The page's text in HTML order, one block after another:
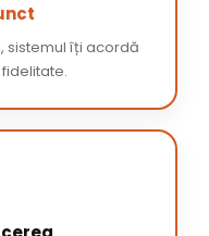
sistemul îți acordă